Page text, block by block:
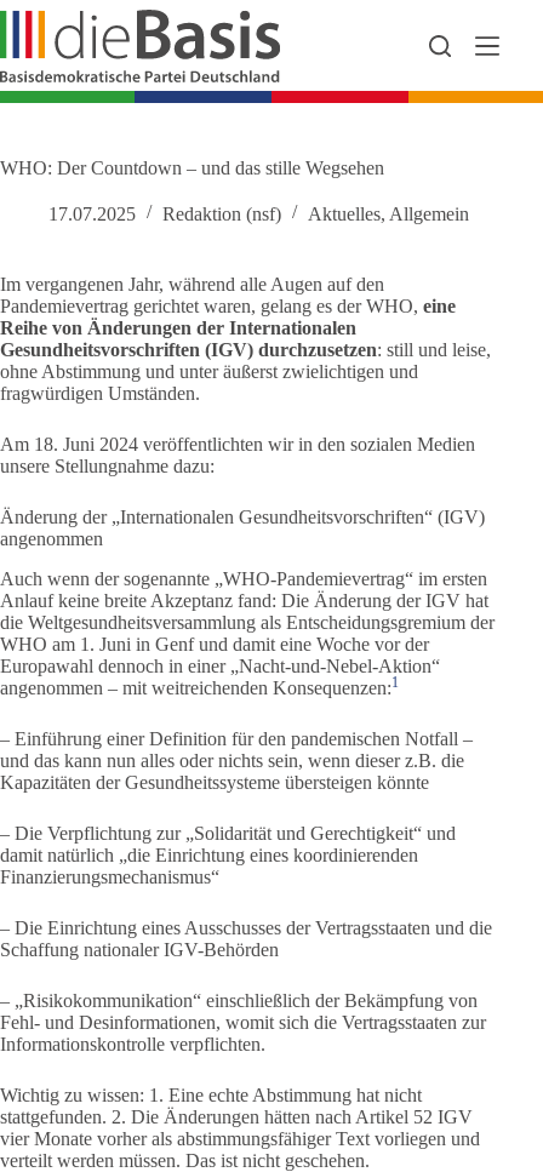
Zum
springen
WHO: Der Countdown – und das stille Wegsehen
17.07.2025 Redaktion (nsf) Aktuelles, Allgemein
Im vergangenen Jahr, während alle Augen auf den
Pandemievertrag gerichtet waren, gelang es der WHO, eine
Reihe von Änderungen der Internationalen
Gesundheitsvorschriften (IGV) durchzusetzen: still und leise,
ohne Abstimmung und unter äußerst zwielichtigen und
fragwürdigen Umständen.
Am 18. Juni 2024 veröffentlichten wir in den sozialen Medien
unsere Stellungnahme dazu:
Änderung der „Internationalen Gesundheitsvorschriften“ (IGV)
angenommen
Auch wenn der sogenannte „WHO-Pandemievertrag“ im ersten
Anlauf keine breite Akzeptanz fand: Die Änderung der IGV hat
die Weltgesundheitsversammlung als Entscheidungsgremium der
WHO am 1. Juni in Genf und damit eine Woche vor der
Europawahl dennoch in einer „Nacht-und-Nebel-Aktion“
angenommen – mit weitreichenden Konsequenzen:1
– Einführung einer Definition für den pandemischen Notfall –
und das kann nun alles oder nichts sein, wenn dieser z.B. die
Kapazitäten der Gesundheitssysteme übersteigen könnte
– Die Verpflichtung zur „Solidarität und Gerechtigkeit“ und
damit natürlich „die Einrichtung eines koordinierenden
Finanzierungsmechanismus“
– Die Einrichtung eines Ausschusses der Vertragsstaaten und die
Schaffung nationaler IGV-Behörden
– „Risikokommunikation“ einschließlich der Bekämpfung von
Fehl- und Desinformationen, womit sich die Vertragsstaaten zur
Informationskontrolle verpflichten.
Wichtig zu wissen: 1. Eine echte Abstimmung hat nicht
stattgefunden. 2. Die Änderungen hätten nach Artikel 52 IGV
vier Monate vorher als abstimmungsfähiger Text vorliegen und
verteilt werden müssen. Das ist nicht geschehen.